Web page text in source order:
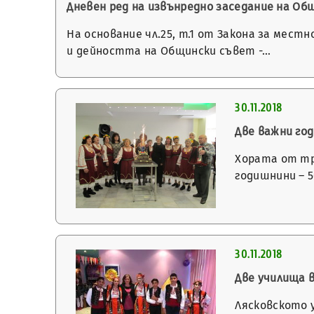
Дневен ред на извънредно заседание на
На основание чл.25, т.1 от Закона за
и дейността на Общински съвет -…
30.11.2018
Две важни
Хората от
годишнини –
30.11.2018
Две училища
Лясковското